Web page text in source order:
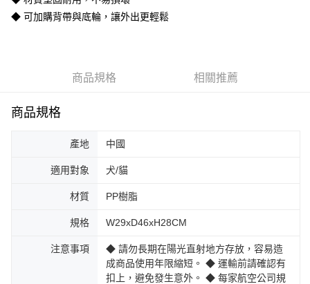
客戶支援中心」https://netprotections.freshdesk.com/support/home
易，需依本服務之必要範圍內提供個人資料，並將交易相關給付款項請求債
權轉讓予恩沛科技股份有限公司。
https://aftee.tw/terms/#terms3
３．未成年的使用者請事先徵得法定代理人或監護人之同意方可使用
時審查核予不同之上限額度；若仍有額度不足之情形，本公司將視審查結果
５．嚴禁一人註冊多個帳號或使用他人資訊註冊。若發現惡意使用之情形，
◆ 可加購背帶與底輪，讓外出更輕鬆
商品規格 相關推薦
商品規格
產地 中國
適用對象 犬/貓
材質 PP樹脂
規格 W29xD46xH28CM
注意事項
◆ 請勿長期在陽光直射地方存放，容易造
成商品使用年限縮短。 ◆ 運輸前請確認有
扣上，避免發生意外。 ◆ 每家航空公司規